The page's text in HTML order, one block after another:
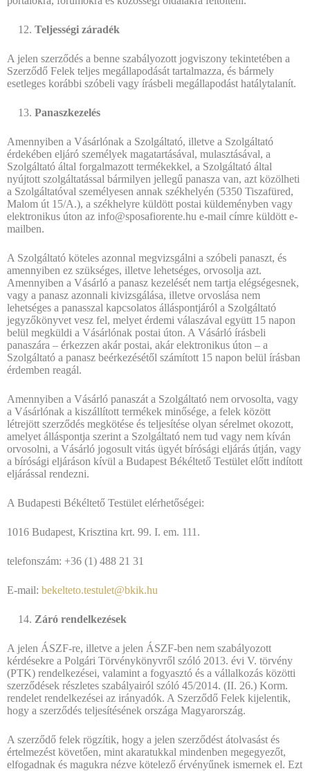
Teljességi záradék
A jelen szerződés a benne szabályozott jogviszony tekintetében a
Szerződő Felek teljes megállapodását tartalmazza, és bármely
esetleges korábbi szóbeli vagy írásbeli megállapodást hatálytalanít.
Panaszkezelés
Amennyiben a Vásárlónak a Szolgáltató, illetve a Szolgáltató
érdekében eljáró személyek magatartásával, mulasztásával, a
Szolgáltató által forgalmazott termékekkel, a Szolgáltató által
nyújtott szolgáltatással bármilyen jellegű panasza van, azt közölheti
a Szolgáltatóval személyesen annak székhelyén (5350 Tiszafüred,
Malom út 15/A.), a székhelyre küldött postai küldeményben vagy
elektronikus úton az info@sposafiorente.hu e-mail címre küldött e-
mailben.
A Szolgáltató köteles azonnal megvizsgálni a szóbeli panaszt, és
amennyiben ez szükséges, illetve lehetséges, orvosolja azt.
Amennyiben a Vásárló a panasz kezelését nem tartja elégségesnek,
vagy a panasz azonnali kivizsgálása, illetve orvoslása nem
lehetséges a panasszal kapcsolatos álláspontjáról a Szolgáltató
jegyzőkönyvet vesz fel, melyet érdemi válaszával együtt 15 napon
belül megküldi a Vásárlónak postai úton. A Vásárló írásbeli
panaszára – érkezzen akár postai, akár elektronikus úton – a
Szolgáltató a panasz beérkezésétől számított 15 napon belül írásban
érdemben reagál.
Amennyiben a Vásárló panaszát a Szolgáltató nem orvosolta, vagy
a Vásárlónak a kiszállított termékek minősége, a felek között
létrejött szerződés megkötése és teljesítése olyan sérelmet okozott,
amelyet álláspontja szerint a Szolgáltató nem tud vagy nem kíván
orvosolni, a Vásárló jogosult vitás ügyét bírósági eljárás útján, vagy
a bírósági eljáráson kívül a Budapest Békéltető Testület előtt indított
eljárással rendezni.
A Budapesti Békéltető Testület elérhetőségei:
1016 Budapest, Krisztina krt. 99. I. em. 111.
telefonszám: +36 (1) 488 21 31
E-mail: bekelteto.testulet@bkik.hu
Záró rendelkezések
A jelen ÁSZF-re, illetve a jelen ÁSZF-ben nem szabályozott
kérdésekre a Polgári Törvénykönyvről szóló 2013. évi V. törvény
(PTK) rendelkezései, valamint a fogyasztó és a vállalkozás közötti
szerződések részletes szabályairól szóló 45/2014. (II. 26.) Korm.
rendelet rendelkezései az irányadók. A Szerződő Felek kijelentik,
hogy a szerződés teljesítésének országa Magyarország.
A szerződő felek rögzítik, hogy a jelen szerződést átolvasást és
értelmezést követően, mint akaratukkal mindenben megegyezőt,
elfogadnak és magukra nézve kötelező érvényűnek ismernek el. Ezt